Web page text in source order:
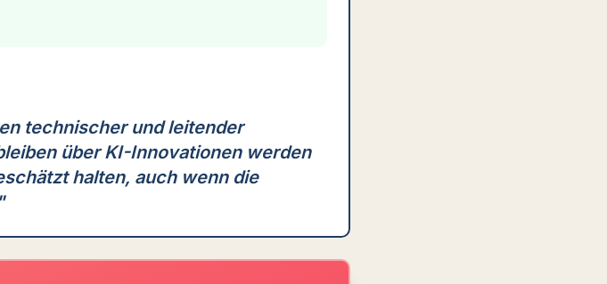
technischer und leitender
über KI-Innovationen werden
halten, auch wenn die